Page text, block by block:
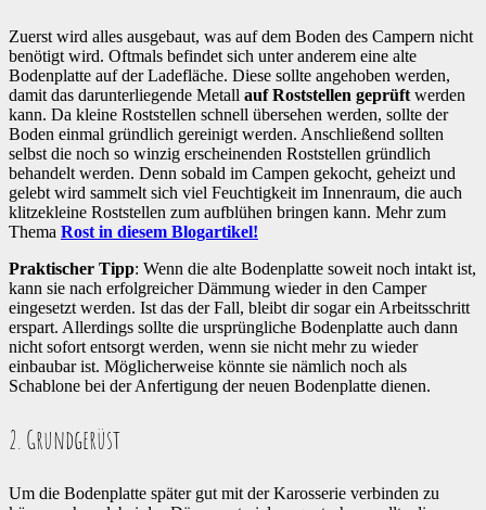
Zuerst wird alles ausgebaut, was auf dem Boden des Campern nicht
benötigt wird. Oftmals befindet sich unter anderem eine alte
Bodenplatte auf der Ladefläche. Diese sollte angehoben werden,
damit das darunterliegende Metall auf Roststellen geprüft werden
kann. Da kleine Roststellen schnell übersehen werden, sollte der
Boden einmal gründlich gereinigt werden. Anschließend sollten
selbst die noch so winzig erscheinenden Roststellen gründlich
behandelt werden. Denn sobald im Campen gekocht, geheizt und
gelebt wird sammelt sich viel Feuchtigkeit im Innenraum, die auch
klitzekleine Roststellen zum aufblühen bringen kann. Mehr zum
Thema Rost in diesem Blogartikel!
Praktischer Tipp: Wenn die alte Bodenplatte soweit noch intakt ist,
kann sie nach erfolgreicher Dämmung wieder in den Camper
eingesetzt werden. Ist das der Fall, bleibt dir sogar ein Arbeitsschritt
erspart. Allerdings sollte die ursprüngliche Bodenplatte auch dann
nicht sofort entsorgt werden, wenn sie nicht mehr zu wieder
einbaubar ist. Möglicherweise könnte sie nämlich noch als
Schablone bei der Anfertigung der neuen Bodenplatte dienen.
2. Grundgerüst
Um die Bodenplatte später gut mit der Karosserie verbinden zu